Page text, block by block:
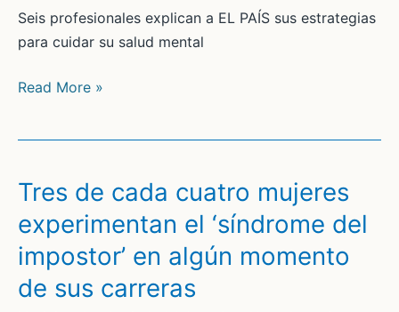
la
ansiedad
la
Seis profesionales explican a EL PAÍS sus estrategias
para cuidar su salud mental
De
a
escribir
pensamientos:
así
actúan
los
Read More »
Tres de cada cuatro mujeres
experimentan el ‘síndrome del
impostor’ en algún momento
de sus carreras